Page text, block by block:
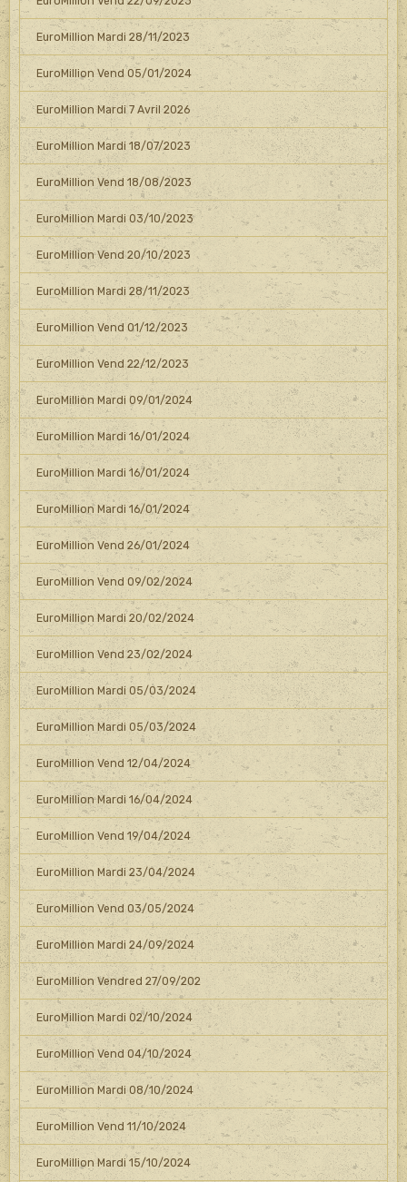
EuroMillion Mardi 28/11/2023
EuroMillion Vend 05/01/2024
EuroMillion Mardi 7 Avril 2026
EuroMillion Mardi 18/07/2023
EuroMillion Vend 18/08/2023
EuroMillion Mardi 03/10/2023
EuroMillion Vend 20/10/2023
EuroMillion Mardi 28/11/2023
EuroMillion Vend 01/12/2023
EuroMillion Vend 22/12/2023
EuroMillion Mardi 09/01/2024
EuroMillion Mardi 16/01/2024
EuroMillion Mardi 16/01/2024
EuroMillion Mardi 16/01/2024
EuroMillion Vend 26/01/2024
EuroMillion Vend 09/02/2024
EuroMillion Mardi 20/02/2024
EuroMillion Vend 23/02/2024
EuroMillion Mardi 05/03/2024
EuroMillion Mardi 05/03/2024
EuroMillion Vend 12/04/2024
EuroMillion Mardi 16/04/2024
EuroMillion Vend 19/04/2024
EuroMillion Mardi 23/04/2024
EuroMillion Vend 03/05/2024
EuroMillion Mardi 24/09/2024
EuroMillion Vendred 27/09/202
EuroMillion Mardi 02/10/2024
EuroMillion Vend 04/10/2024
EuroMillion Mardi 08/10/2024
EuroMillion Vend 11/10/2024
EuroMillion Mardi 15/10/2024